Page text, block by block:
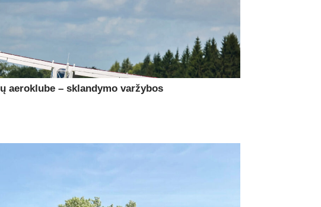
aeroklube – sklandymo varžybos